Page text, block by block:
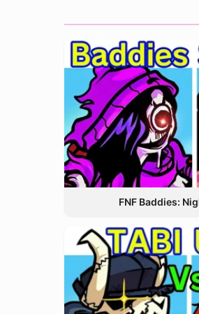
FNF Baddies: